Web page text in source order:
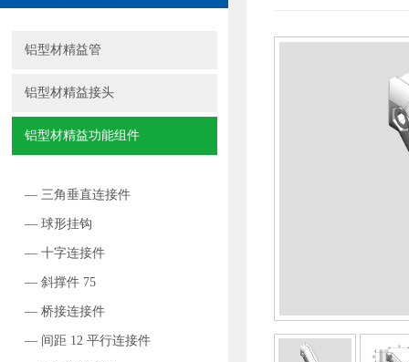
铝型材精益管
铝型材精益接头
铝型材精益功能组件
— 三角垂直连接件
— 球形挂钩
— 十字连接件
— 斜撑件 75
— 桥接连接件
— 间距 12 平行连接件